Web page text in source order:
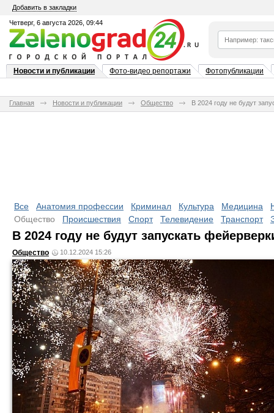
Добавить в закладки
Четверг, 6 августа 2026, 09:44
Новости и публикации Фото-видео репортажи Фотопубликации
Главная Новости и публикации Общество В 2024 году не будут
Все Анатомия профессии Криминал Культура Медицина
Общество
Происшествия Спорт Телевидение Транспорт
В 2024 году не будут запускать
Общество 10.12.2024 15:26